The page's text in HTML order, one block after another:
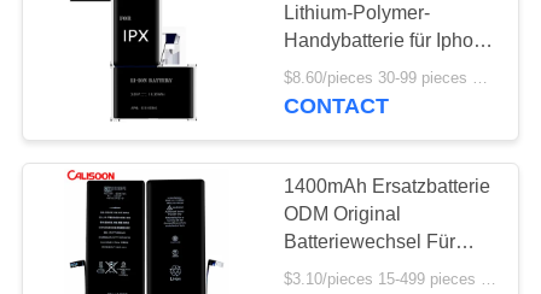
Lithium-Polymer-
Handybatterie für Iphone
Xs Max
$8.60/pieces 30-99 pieces MOQ:30 Stück
CONTACT
1400mAh Ersatzbatterie
ODM Original
Batteriewechsel Für
Iphone 7
$3.10/pieces 15-499 pieces MOQ:15 Stücke